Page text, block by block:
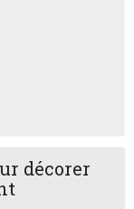
décorer